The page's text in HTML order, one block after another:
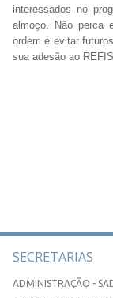
interessados no
almoço. Não perca
ordem e evitar
sua adesão ao
SECRETARIAS
ADMINISTRAÇÃO -